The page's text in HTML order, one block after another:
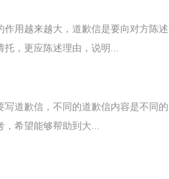
用越来越大，道歉信是要向对方陈
托，更应陈述理由，说明...
道歉信，不同的道歉信内容是不同
，希望能够帮助到大...